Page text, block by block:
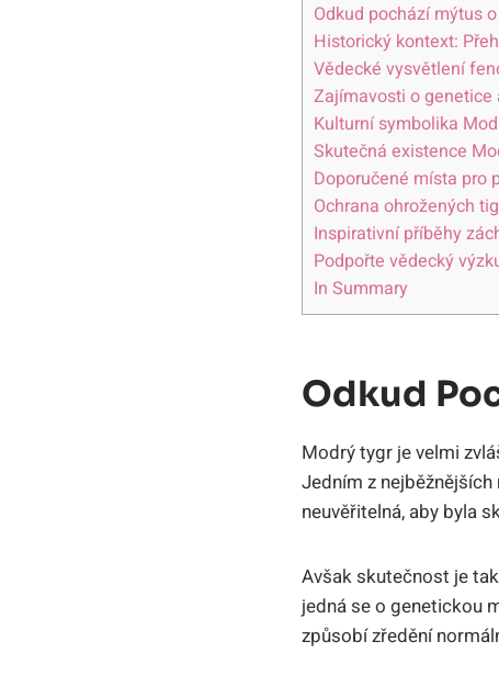
Odkud pochází mýtus
Historický kontext:
Vědecké vysvětlení
Zajímavosti o
Kulturní symbolika
Skutečná existence
Doporučené místa pro
Ochrana ohrožených
Inspirativní příběhy
Podpořte vědecký
In Summary
Odkud
Modrý tygr je velmi
Jedním z
neuvěřitelná, aby byla
Avšak skutečnost je
jedná se o genetickou
způsobí zředění